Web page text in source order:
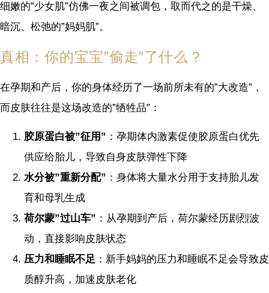
细嫩的”少女肌”仿佛一夜之间被调包，取而代之的是干燥、
暗沉、松弛的”妈妈肌”。
真相：你的宝宝”偷走”了什么？
在孕期和产后，你的身体经历了一场前所未有的”大改造”，
而皮肤往往是这场改造的”牺牲品”：
胶原蛋白被”征用” ：孕期体内激素促使胶原蛋白优先
供应给胎儿，导致自身皮肤弹性下降
水分被”重新分配” ：身体将大量水分用于支持胎儿发
育和母乳生成
荷尔蒙”过山车” ：从孕期到产后，荷尔蒙经历剧烈波
动，直接影响皮肤状态
压力和睡眠不足 ：新手妈妈的压力和睡眠不足会导致皮
质醇升高，加速皮肤老化